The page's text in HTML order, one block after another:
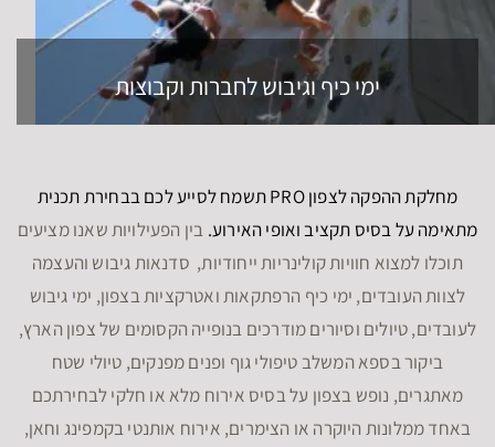
ימי כיף וגיבוש לחברות וקבוצות
מחלקת ההפקה לצפון PRO תשמח לסייע לכם בבחירת תכנית
מתאימה על בסיס תקציב ואופי האירוע. בין הפעילויות שאנו מציעים
תוכלו למצוא חוויות קולינריות ייחודיות, סדנאות גיבוש והעצמה
לצוות העובדים, ימי כיף הרפתקאות ואטרקציות בצפון, ימי גיבוש
לעובדים, טיולים וסיורים מודרכים בנופייה הקסומים של צפון הארץ,
ביקור בספא המשלב טיפולי גוף ופנים מפנקים, טיולי שטח
מאתגרים, נופש בצפון על בסיס אירוח מלא או חלקי לבחירתכם
באחד ממלונות היוקרה או הצימרים, אירוח אותנטי בקמפינג וחאן,